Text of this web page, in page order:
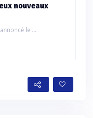
nouveaux
le ...